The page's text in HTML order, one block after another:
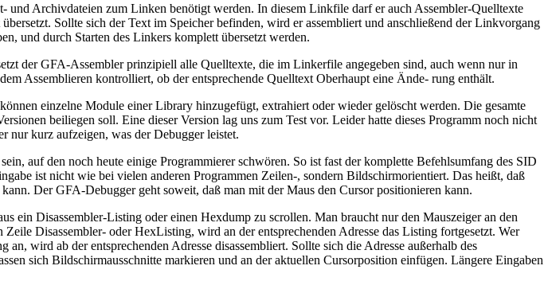
Archivdateien zum Linken benötigt werden. In diesem Linkfile darf er auch Assembler-Quelltexte
Sollte sich der Text im Speicher befinden, wird er assembliert und anschließend der Linkvorgang
und durch Starten des Linkers komplett übersetzt werden.
der GFA-Assembler prinzipiell alle Quelltexte, die im Linkerfile angegeben sind, auch wenn nur in
Assemblieren kontrolliert, ob der entsprechende Quelltext Oberhaupt eine Ände- rung enthält.
einzelne Module einer Library hinzugefügt, extrahiert oder wieder gelöscht werden. Die gesamte
beiliegen soll. Eine dieser Version lag uns zum Test vor. Leider hatte dieses Programm noch nicht
nur kurz aufzeigen, was der Debugger leistet.
auf den noch heute einige Programmierer schwören. So ist fast der komplette Befehlsumfang des SID
ist nicht wie bei vielen anderen Programmen Zeilen-, sondern Bildschirmorientiert. Das heißt, daß
Der GFA-Debugger geht soweit, daß man mit der Maus den Cursor positionieren kann.
ein Disassembler-Listing oder einen Hexdump zu scrollen. Man braucht nur den Mauszeiger an den
Disassembler- oder HexListing, wird an der entsprechenden Adresse das Listing fortgesetzt. Wer
wird ab der entsprechenden Adresse disassembliert. Sollte sich die Adresse außerhalb des
sich Bildschirmausschnitte markieren und an der aktuellen Cursorposition einfügen. Längere Eingaben